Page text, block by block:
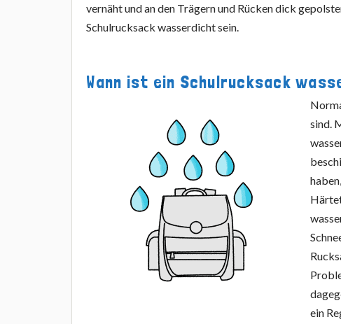
vernäht und an den Trägern und Rücken dick
Schulrucksack wasserdicht sein.
Wann ist ein Schulrucksack
sind.
ein